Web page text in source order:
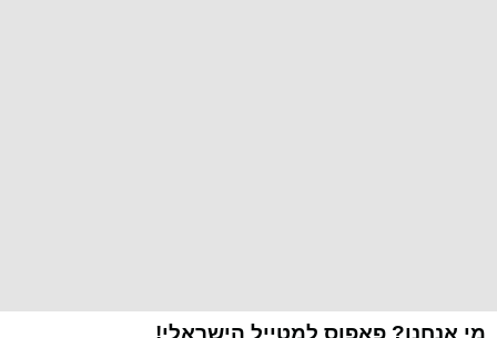
מי אנחנו? פאפוס למטייל הישראלי!